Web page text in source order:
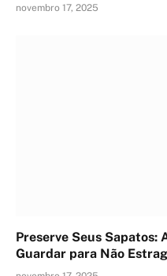
novembro 17, 2025
Preserve Seus Sapatos:
Guardar para Não